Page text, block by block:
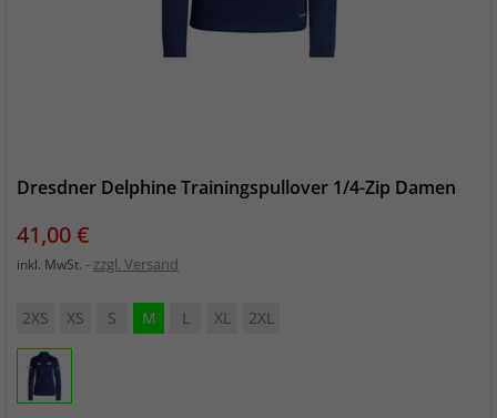
Dresdner Delphine Trainingspullover 1/4-Zip Damen
Preis
41,00 €
inkl. MwSt. zzgl. Versand
2XS XS S M L XL 2XL